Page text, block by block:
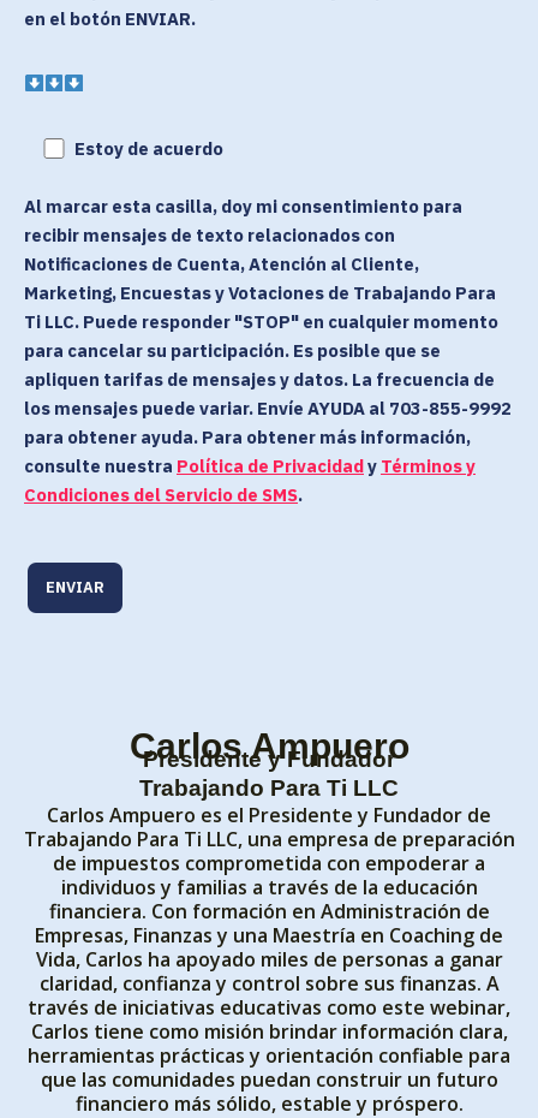
en el botón ENVIAR.
Estoy de acuerdo
Al marcar esta casilla, doy mi consentimiento para
recibir mensajes de texto relacionados con
Notificaciones de Cuenta, Atención al Cliente,
Marketing, Encuestas y Votaciones de Trabajando Para
Ti LLC. Puede responder "STOP" en cualquier momento
para cancelar su participación. Es posible que se
apliquen tarifas de mensajes y datos. La frecuencia de
los mensajes puede variar. Envíe AYUDA al 703-855-9992
para obtener ayuda. Para obtener más información,
consulte nuestra Política de Privacidady Términos y
Condiciones del Servicio de SMS.
Carlos Ampuero
Presidente y Fundador
Trabajando Para Ti LLC
Carlos Ampuero es el Presidente y Fundador de
Trabajando Para Ti LLC, una empresa de preparación
de impuestos comprometida con empoderar a
individuos y familias a través de la educación
financiera. Con formación en Administración de
Empresas, Finanzas y una Maestría en Coaching de
Vida, Carlos ha apoyado miles de personas a ganar
claridad, confianza y control sobre sus finanzas. A
través de iniciativas educativas como este webinar,
Carlos tiene como misión brindar información clara,
herramientas prácticas y orientación confiable para
que las comunidades puedan construir un futuro
financiero más sólido, estable y próspero.